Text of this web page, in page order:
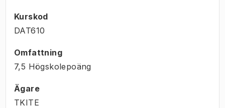
Kurskod
DAT610
Omfattning
7,5 Högskolepoäng
Ägare
TKITE